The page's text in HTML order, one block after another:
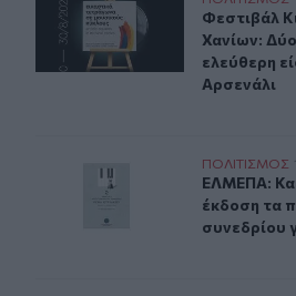
Φεστιβάλ
Φεστιβάλ
Χανίων:
ελεύθερη
Αρσενάλι
ΕΛΜΕΠΑ: Και σε ηλεκτρονική
ΠΟΛΙΤΙΣΜΟΣ
ΕΛΜΕΠΑ:
ΕΛΜΕΠΑ:
έκδοση τα
συνεδρίου